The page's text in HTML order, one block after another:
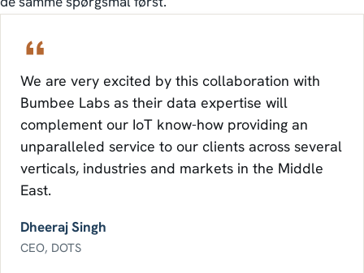
We are very excited by this collaboration with
Bumbee Labs as their data expertise will
complement our IoT know-how providing an
unparalleled service to our clients across several
verticals, industries and markets in the Middle
East.
Dheeraj Singh
CEO, DOTS